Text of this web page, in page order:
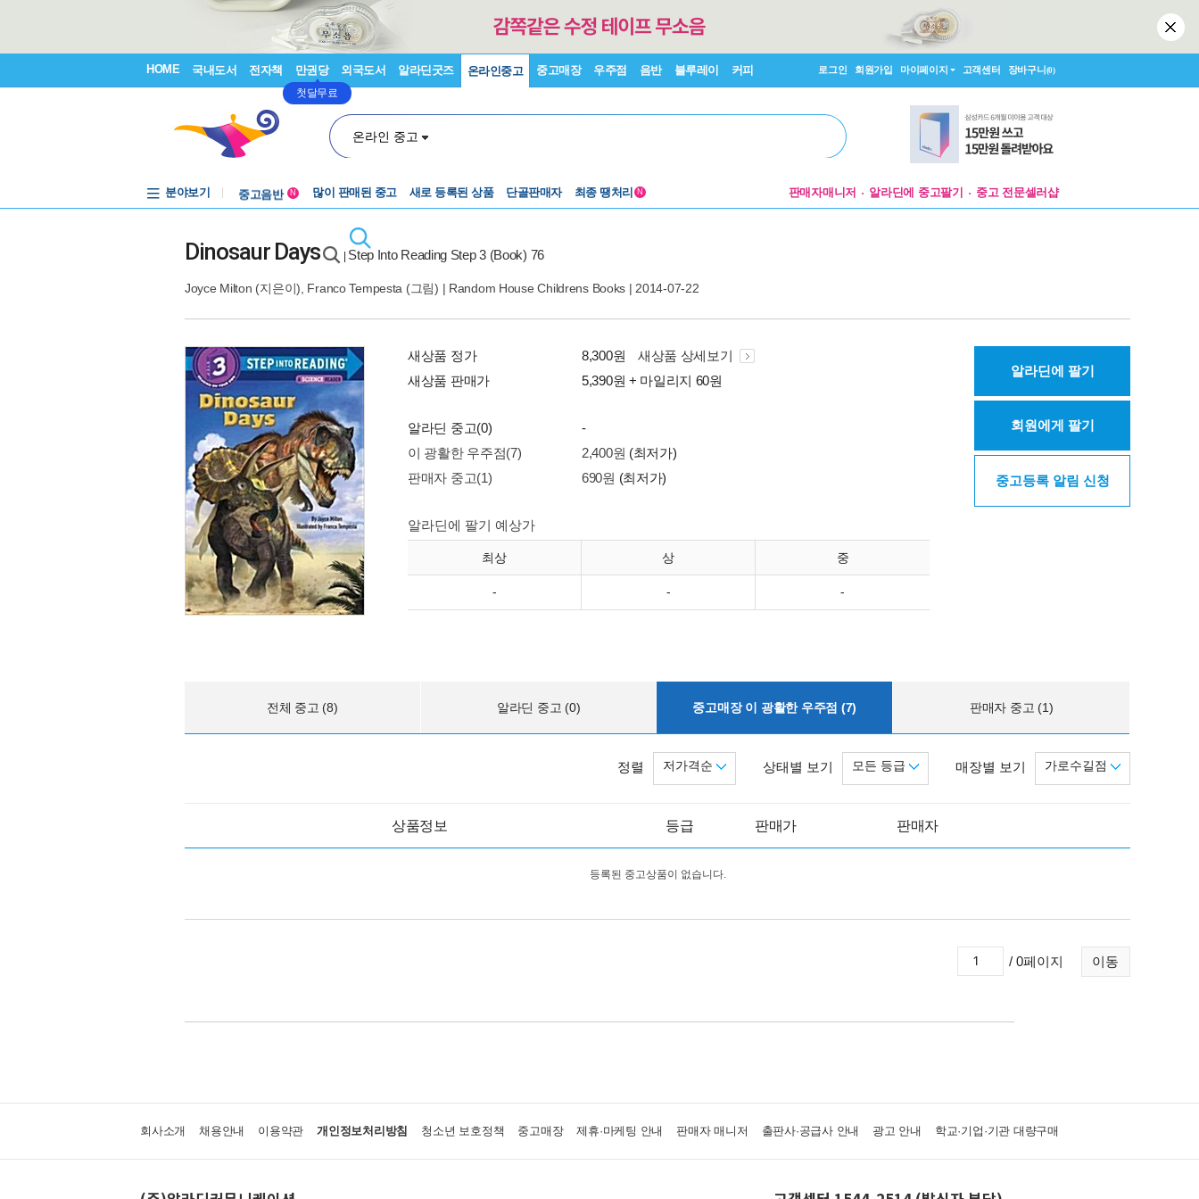
HOME 국내도서 전자책 만권당
첫달무료
외국도서 알라딘굿즈 온라인중고 중고매장 우주점 음반 블루레이 커피 로그인 회원가입 마이페이지 고객센터 장바구니(0)
온라인 중고
분야보기
중고음반
N 많이 판매된 중고 새로 등록된 상품 단골판매자 최종 땡처리 N 판매자매니저 알라딘에 중고팔기 중고 전문셀러샵
Dinosaur Days Step Into Reading Step 3 (Book) 76
Joyce Milton (지은이), Franco Tempesta (그림) | Random House Childrens Books | 2014-07-22
새상품 정가 8,300원
새상품 상세보기
새상품 판매가
5,390원 + 마일리지 60원
알라딘 중고(0)
-
이 광활한 우주점(7)
2,400원 (최저가)
판매자 중고(1)
690원 (최저가)
알라딘에 팔기 예상가
최상 상 중
- - -
알라딘에 팔기
회원에게 팔기
중고등록 알림 신청
전체 중고 (8) 알라딘 중고 (0) 중고매장 이 광활한 우주점 (7) 판매자 중고 (1)
매장별 보기 가로수길점
상태별 보기 모든 등급
정렬 저가격순
상품정보 등급 판매가 판매자
등록된 중고상품이 없습니다.
이동
/ 0페이지
회사소개 채용안내 이용약관 개인정보처리방침 청소년 보호정책 중고매장 제휴·마케팅 안내 판매자 매니저 출판사·공급사 안내 광고 안내 학교·기업·기관 대량구매